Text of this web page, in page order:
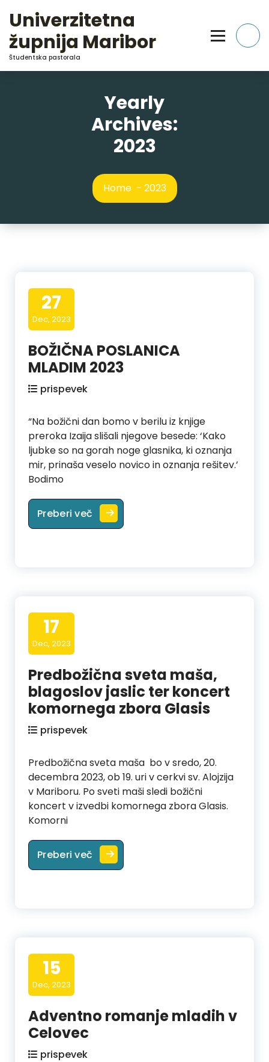
Content
Univerzitetna
župnija Maribor
Študentska pastorala
Yearly
Archives:
2023
Home- 2023
27
Dec, 2023
BOŽIČNA POSLANICA
MLADIM 2023
prispevek
“Na božični dan bomo v berilu iz knjige
preroka Izaija slišali njegove besede: ‘Kako
ljubke so na gorah noge glasnika, ki oznanja
mir, prinaša veselo novico in oznanja rešitev.’
Bodimo
Preberi več BOŽIČNA POSLANICA MLADIM 2023
17
Dec, 2023
Predbožična sveta maša,
blagoslov jaslic ter koncert
komornega zbora Glasis
prispevek
Predbožična sveta maša bo v sredo, 20.
decembra 2023, ob 19. uri v cerkvi sv. Alojzija
v Mariboru. Po sveti maši sledi božični
koncert v izvedbi komornega zbora Glasis.
Komorni
Preberi več Predbožična sveta maša,
15
Dec, 2023
Adventno romanje mladih v
Celovec
prispevek